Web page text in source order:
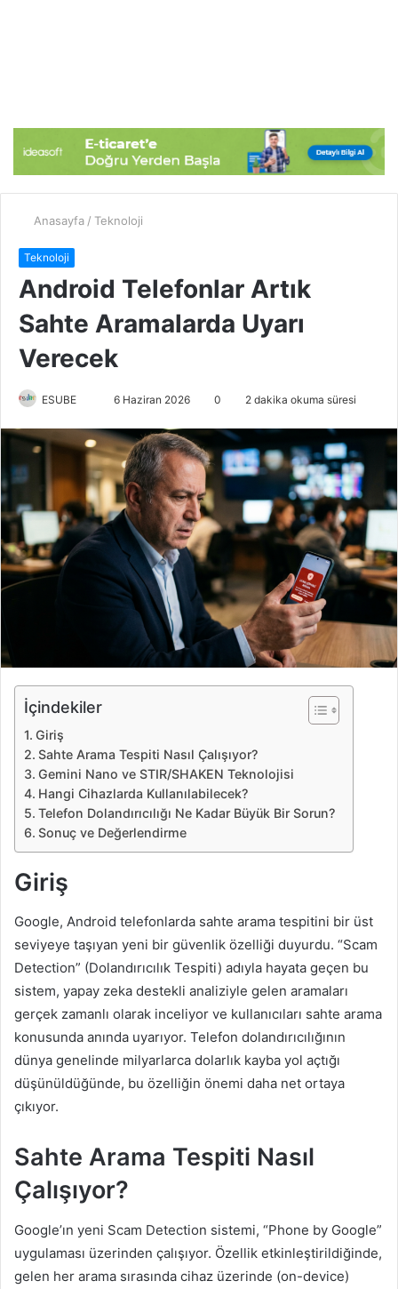
Anasayfa / Teknoloji
Teknoloji
Android Telefonlar Artık
Sahte Aramalarda Uyarı
Verecek
ESUBE
r
e
-
p
o
e
6 Haziran 2026 0 2 dakika okuma süresi
İçindekiler
Giriş
Sahte Arama Tespiti Nasıl Çalışıyor?
Gemini Nano ve STIR/SHAKEN Teknolojisi
Hangi Cihazlarda Kullanılabilecek?
Telefon Dolandırıcılığı Ne Kadar Büyük Bir Sorun?
Sonuç ve Değerlendirme
Giriş
Google, Android telefonlarda sahte arama tespitini bir üst
seviyeye taşıyan yeni bir güvenlik özelliği duyurdu. “Scam
Detection” (Dolandırıcılık Tespiti) adıyla hayata geçen bu
sistem, yapay zeka destekli analiziyle gelen aramaları
gerçek zamanlı olarak inceliyor ve kullanıcıları sahte arama
konusunda anında uyarıyor. Telefon dolandırıcılığının
dünya genelinde milyarlarca dolarlık kayba yol açtığı
düşünüldüğünde, bu özelliğin önemi daha net ortaya
çıkıyor.
Sahte Arama Tespiti Nasıl
Çalışıyor?
Google’ın yeni Scam Detection sistemi, “Phone by Google”
uygulaması üzerinden çalışıyor. Özellik etkinleştirildiğinde,
gelen her arama sırasında cihaz üzerinde (on-device)